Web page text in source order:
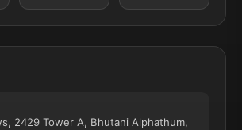
2429 Tower A, Bhutani Alphathum,